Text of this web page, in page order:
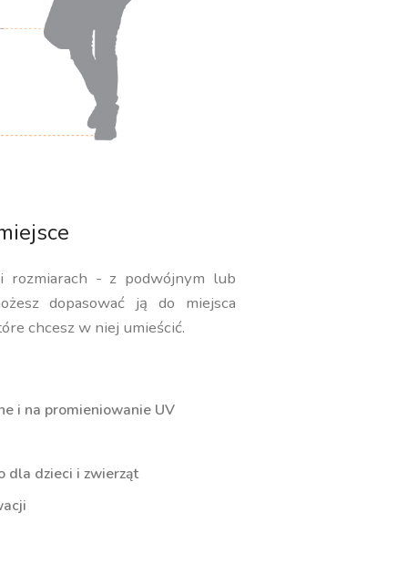
- z podwójnym lub
dopasować ją do miejsca
chcesz w niej umieścić.
i na promieniowanie UV
dla dzieci i zwierząt